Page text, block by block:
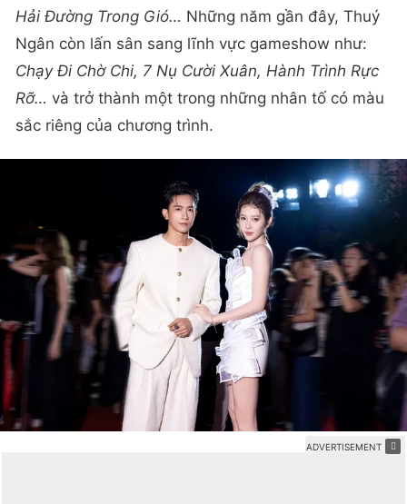
Hải Đường Trong Gió… Những năm gần đây, Thuý
Ngân còn lấn sân sang lĩnh vực gameshow như:
Chạy Đi Chờ Chi, 7 Nụ Cười Xuân, Hành Trình Rực
Rỡ… và trở thành một trong những nhân tố có màu
sắc riêng của chương trình.